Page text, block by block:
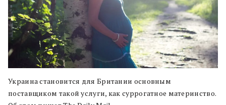
Украина становится для Британии основным
поставщиком такой услуги, как суррогатное материнство.